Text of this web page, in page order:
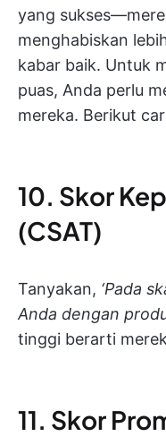
yang
menghabiskan
kabar baik. Untuk
puas, Anda perlu
mereka. Berikut
10. Skor
(CSAT)
Tanyakan, ‘Pada
Anda dengan
tinggi berarti
11. Skor